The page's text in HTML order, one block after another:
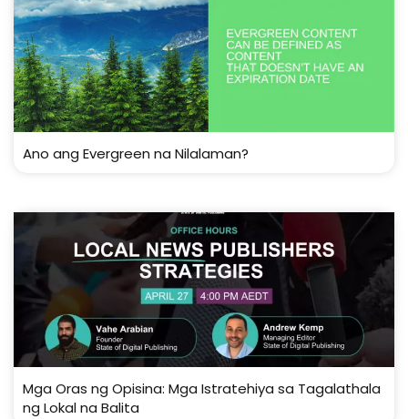
Ano ang Evergreen na Nilalaman?
Mga Oras ng Opisina: Mga Istratehiya sa Tagalathala
ng Lokal na Balita